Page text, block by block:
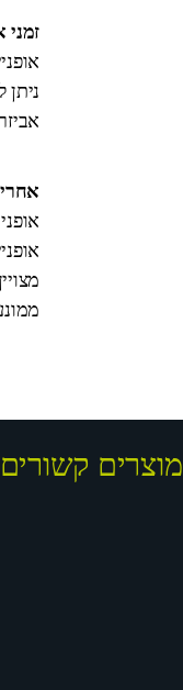
מוצרים קשורים